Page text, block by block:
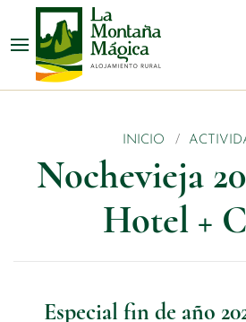
INICIO
Nochevieja
Hotel +
Especial fin de año